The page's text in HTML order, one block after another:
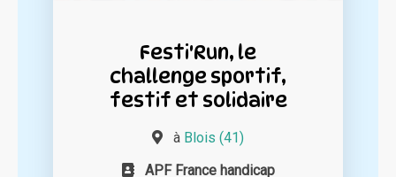
Festi'Run, le
challenge sportif,
festif et solidaire
à Blois (41)
APF France handicap